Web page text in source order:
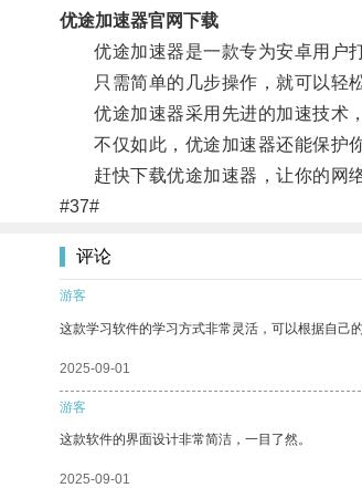
优途加速器官网下载
优途加速器是一款专为安卓用户打
只需简单的几步操作，就可以轻松
优途加速器采用先进的加速技术，
不仅如此，优途加速器还能保护你
赶快下载优途加速器，让你的网络
#37#
评论
游客
这款学习软件的学习方式非常灵活，可以根据自己
2025-09-01
游客
这款软件的界面设计非常简洁，一目了然。
2025-09-01